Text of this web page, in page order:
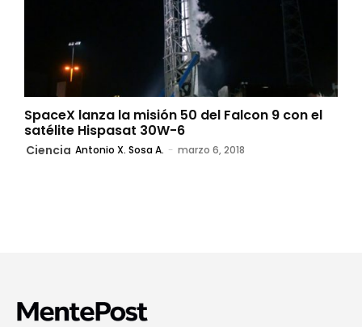
SpaceX lanza la misión 50 del Falcon 9 con el
satélite Hispasat 30W-6
Ciencia Antonio X. Sosa A. - marzo 6, 2018